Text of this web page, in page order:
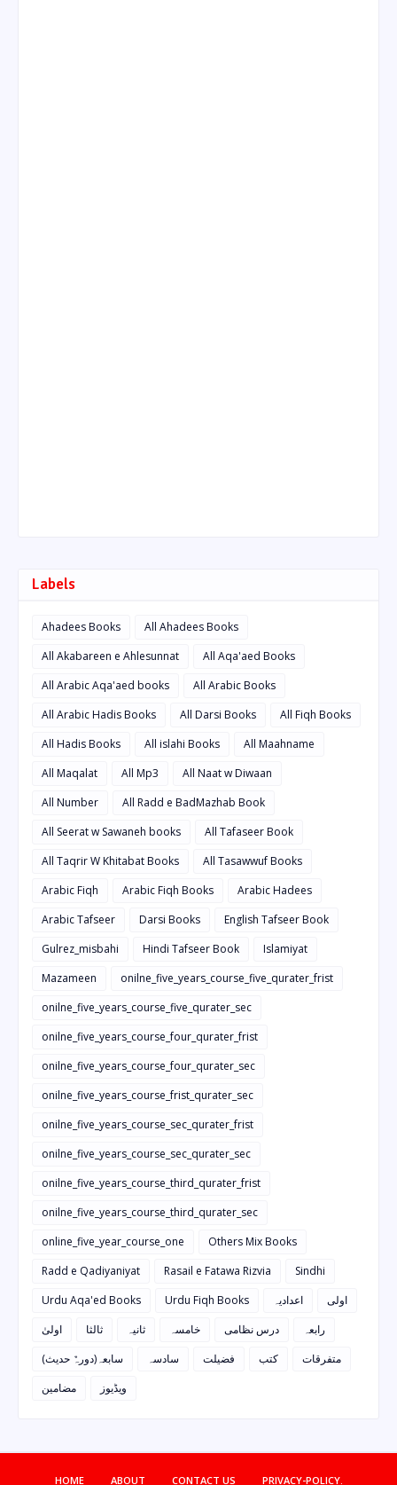
Labels
Ahadees Books
All Ahadees Books
All Akabareen e Ahlesunnat
All Aqa'aed Books
All Arabic Aqa'aed books
All Arabic Books
All Arabic Hadis Books
All Darsi Books
All Fiqh Books
All Hadis Books
All islahi Books
All Maahname
All Maqalat
All Mp3
All Naat w Diwaan
All Number
All Radd e BadMazhab Book
All Seerat w Sawaneh books
All Tafaseer Book
All Taqrir W Khitabat Books
All Tasawwuf Books
Arabic Fiqh
Arabic Fiqh Books
Arabic Hadees
Arabic Tafseer
Darsi Books
English Tafseer Book
Gulrez_misbahi
Hindi Tafseer Book
Islamiyat
Mazameen
onilne_five_years_course_five_qurater_frist
onilne_five_years_course_five_qurater_sec
onilne_five_years_course_four_qurater_frist
onilne_five_years_course_four_qurater_sec
onilne_five_years_course_frist_qurater_sec
onilne_five_years_course_sec_qurater_frist
onilne_five_years_course_sec_qurater_sec
onilne_five_years_course_third_qurater_frist
onilne_five_years_course_third_qurater_sec
online_five_year_course_one
Others Mix Books
Radd e Qadiyaniyat
Rasail e Fatawa Rizvia
Sindhi
Urdu Aqa'ed Books
Urdu Fiqh Books اعدادیہ
اولی
اولیٰ
ثالثا ثانیہ خامسہ درس نظامی
رابعہ
سابعہ(دورہٌ حدیث)
سادسہ فضیلت کتب
متفرقات
مضامین
ویڈیوز
HOME ABOUT CONTACT US PRIVACY-POLICY.